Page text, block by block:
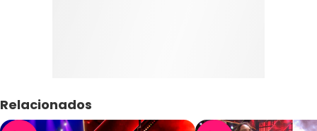
Relacionados